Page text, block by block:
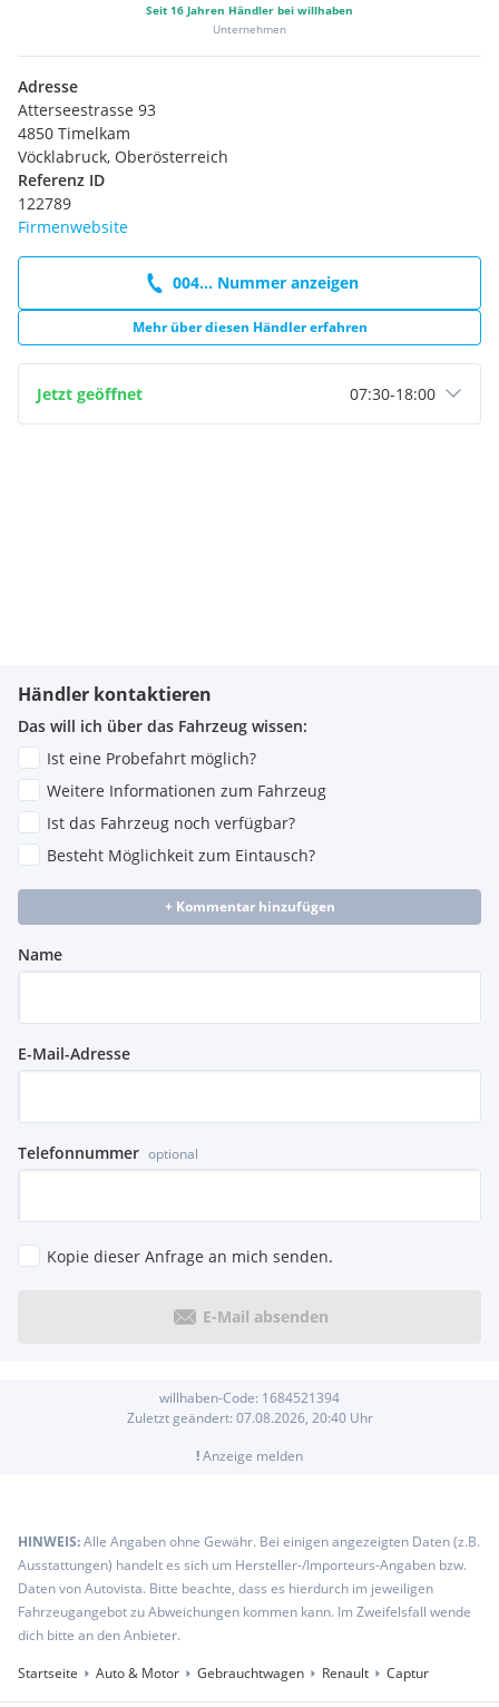
Seit 16 Jahren Händler bei willhaben
Unternehmen
Adresse
Atterseestrasse 93
4850 Timelkam
Vöcklabruck, Oberösterreich
Referenz ID
122789
Firmenwebsite
004... Nummer anzeigen
Mehr über diesen Händler erfahren
Jetzt geöffnet 07:30-18:00
Händler kontaktieren
Das will ich über das Fahrzeug wissen:
Ist eine Probefahrt möglich?
Weitere Informationen zum Fahrzeug
Ist das Fahrzeug noch verfügbar?
Besteht Möglichkeit zum Eintausch?
+ Kommentar hinzufügen
Name
E-Mail-Adresse
Telefonnummer optional
Kopie dieser Anfrage an mich senden.
E-Mail absenden
willhaben-Code: 1684521394
Zuletzt geändert: 07.08.2026, 20:40Uhr
!Anzeige melden
HINWEIS:Alle Angaben ohne Gewähr. Bei einigen angezeigten Daten (z.B.
Ausstattungen) handelt es sich um Hersteller-/Importeurs-Angaben bzw.
Daten von Autovista. Bitte beachte, dass es hierdurch im jeweiligen
Fahrzeugangebot zu Abweichungen kommen kann. Im Zweifelsfall wende
dich bitte an den Anbieter.
Startseite
Auto & Motor Gebrauchtwagen Renault Captur